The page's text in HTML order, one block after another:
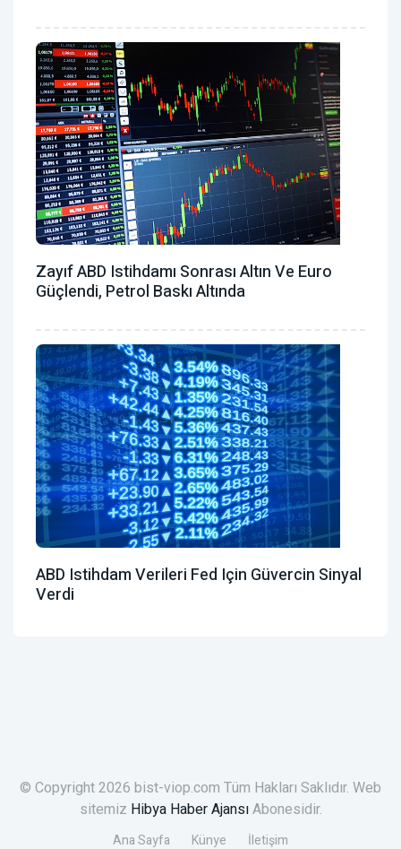
Zayıf ABD Istihdamı Sonrası Altın Ve Euro
Güçlendi, Petrol Baskı Altında
ABD Istihdam Verileri Fed Için Güvercin Sinyal
Verdi
© Copyright 2026 bist-viop.com Tüm Hakları Saklıdır. Web
sitemiz Hibya Haber AjansıAbonesidir.
Ana Sayfa Künye İletişim